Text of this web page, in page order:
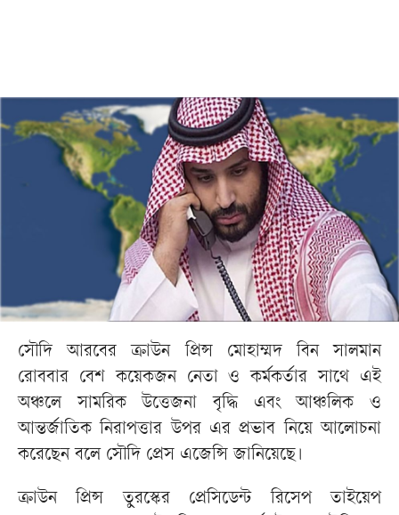
সৌদি আরবের ক্রাউন প্রিন্স মোহাম্মদ বিন সালমান
রোববার বেশ কয়েকজন নেতা ও কর্মকর্তার সাথে এই
অঞ্চলে সামরিক উত্তেজনা বৃদ্ধি এবং আঞ্চলিক ও
আন্তর্জাতিক নিরাপত্তার উপর এর প্রভাব নিয়ে আলোচনা
করেছেন বলে সৌদি প্রেস এজেন্সি জানিয়েছে।
ক্রাউন প্রিন্স তুরস্কের প্রেসিডেন্ট রিসেপ তাইয়েপ